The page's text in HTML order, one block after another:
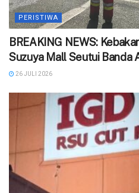
PERISTIWA
BREAKING NEWS:
Suzuya Mall Seutui Banda
26 JULI 2026